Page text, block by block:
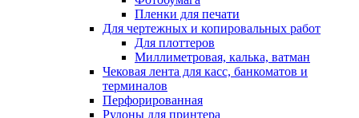
Пленки для печати
Для чертежных и копировальных работ
Для плоттеров
Миллиметровая, калька, ватман
Чековая лента для касс, банкоматов и
терминалов
Перфорированная
Рулоны для принтера